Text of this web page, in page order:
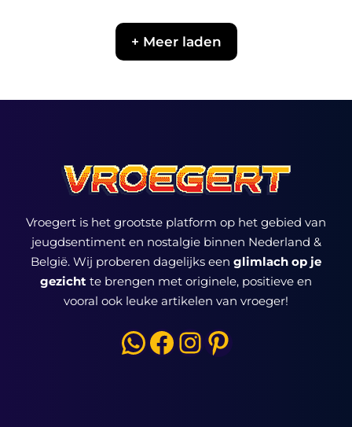
+ Meer laden
Vroegert is het grootste platform op het gebied van
jeugdsentiment en nostalgie binnen Nederland &
België. Wij proberen dagelijks een glimlach op je
gezicht te brengen met originele, positieve en
vooral ook leuke artikelen van vroeger!
WhatsApp
Facebook
Instagram
Pinterest